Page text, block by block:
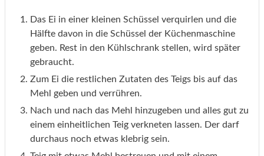
Das Ei in einer kleinen Schüssel verquirlen und die
Hälfte davon in die Schüssel der Küchenmaschine
geben. Rest in den Kühlschrank stellen, wird später
gebraucht.
Zum Ei die restlichen Zutaten des Teigs bis auf das
Mehl geben und verrühren.
Nach und nach das Mehl hinzugeben und alles gut zu
einem einheitlichen Teig verkneten lassen. Der darf
durchaus noch etwas klebrig sein.